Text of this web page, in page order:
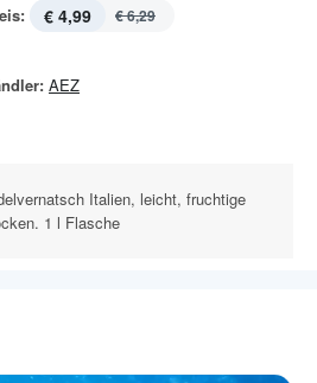
€ 4,99 € 6,29
AEZ
Italien, leicht, fruchtige
1 l Flasche